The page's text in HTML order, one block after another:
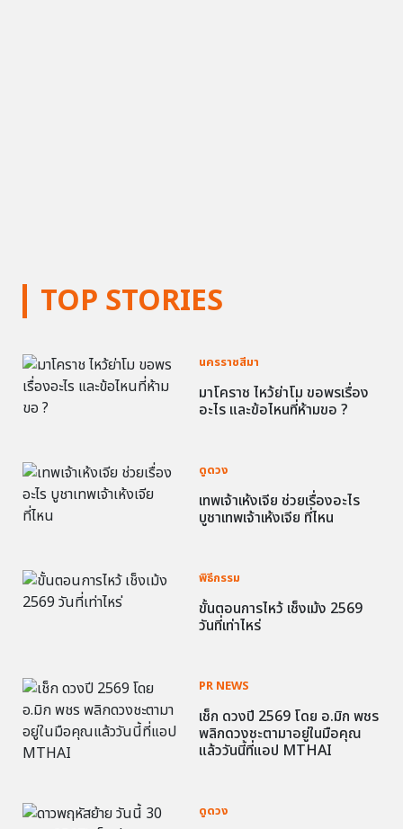
TOP STORIES
นครราชสีมา
มาโคราช ไหว้ย่าโม ขอพรเรื่อง
อะไร และข้อไหนที่ห้ามขอ ?
ดูดวง
เทพเจ้าเห้งเจีย ช่วยเรื่องอะไร
บูชาเทพเจ้าเห้งเจีย ที่ไหน
พิธีกรรม
ขั้นตอนการไหว้ เช็งเม้ง 2569
วันที่เท่าไหร่
PR NEWS
เช็ก ดวงปี 2569 โดย อ.มิก พชร
พลิกดวงชะตามาอยู่ในมือคุณ
แล้ววันนี้ที่แอป MTHAI
ดูดวง